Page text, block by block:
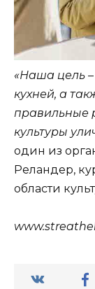
«Наша цель
кухней, а
правильные
культуры
один из
Реландер,
области